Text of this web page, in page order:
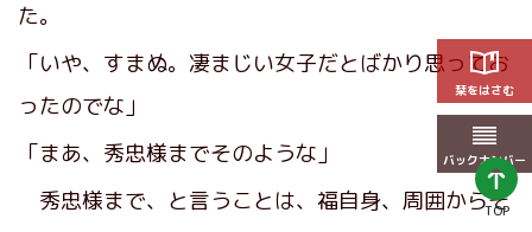
た。
「いや、すまぬ。凄まじい女子だとばかり思ってお
ったのでな」
「まあ、秀忠様までそのような」
秀忠様まで、と言うことは、福自身、周囲からそ
栞をはさむ
バックナンバー
TOP